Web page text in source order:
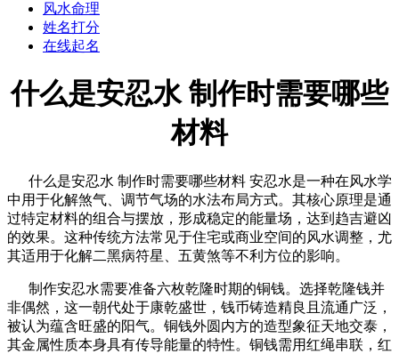
风水命理
姓名打分
在线起名
什么是安忍水 制作时需要哪些
材料
什么是安忍水 制作时需要哪些材料 安忍水是一种在风水学
中用于化解煞气、调节气场的水法布局方式。其核心原理是通
过特定材料的组合与摆放，形成稳定的能量场，达到趋吉避凶
的效果。这种传统方法常见于住宅或商业空间的风水调整，尤
其适用于化解二黑病符星、五黄煞等不利方位的影响。
制作安忍水需要准备六枚乾隆时期的铜钱。选择乾隆钱并
非偶然，这一朝代处于康乾盛世，钱币铸造精良且流通广泛，
被认为蕴含旺盛的阳气。铜钱外圆内方的造型象征天地交泰，
其金属性质本身具有传导能量的特性。铜钱需用红绳串联，红